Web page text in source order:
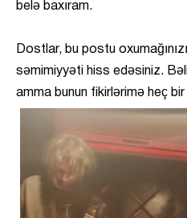
belə baxıram.
Dostlar, bu postu
səmimiyyəti hiss edəsiniz.
amma bunun fikirlərimə heç